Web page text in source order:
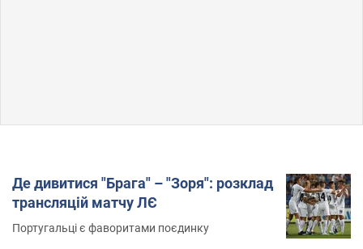
Де дивитися "Брага" – "Зоря": розклад
трансляцій матчу ЛЄ
Португальці є фаворитами поєдинку